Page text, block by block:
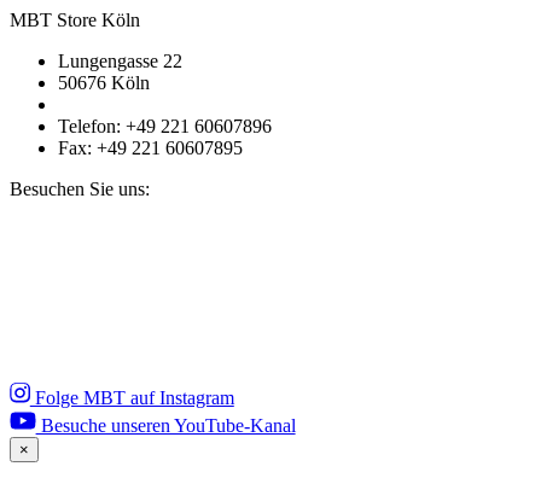
MBT Store Köln
Lungengasse 22
50676 Köln
Telefon: +49 221 60607896
Fax: +49 221 60607895
Besuchen Sie uns:
Folge MBT auf Instagram
Besuche unseren YouTube-Kanal
×
Close